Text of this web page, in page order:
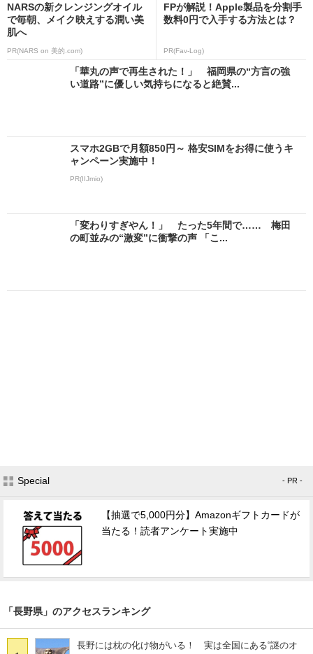
NARSの新クレンジングオイル
で毎朝、メイク映えする潤い美
肌へ
PR(NARS on 美的.com)
FPが解説！Apple製品を分割手
数料0円で入手する方法とは？
PR(Fav-Log)
「華丸の声で再生された！」 福岡県の“方言の強
い道路”に優しい気持ちになると絶賛...
スマホ2GBで月額850円～ 格安SIMをお得に使うキ
ャンペーン実施中！
PR(IIJmio)
「変わりすぎやん！」 たった5年間で…… 梅田
の町並みの“激変”に衝撃の声 「こ...
Special - PR -
【抽選で5,000円分】Amazonギフトカードが
当たる！読者アンケート実施中
「長野県」のアクセスランキング
長野には枕の化け物がいる！ 実は全国にある“謎のオ